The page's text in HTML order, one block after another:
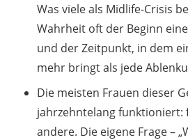
Was viele als Midlife-Crisis
Wahrheit oft der Beginn
und der Zeitpunkt, in dem
mehr bringt als jede
Die meisten Frauen dieser
jahrzehntelang funktioniert:
andere. Die eigene Frage –